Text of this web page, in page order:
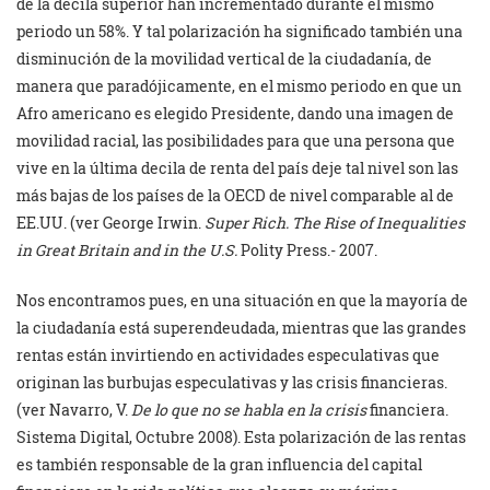
periodo un 58%. Y tal polarización ha significado también una
disminución de la movilidad vertical de la ciudadanía, de
manera que paradójicamente, en el mismo periodo en que un
Afro americano es elegido Presidente, dando una imagen de
movilidad racial, las posibilidades para que una persona que
vive en la última decila de renta del país deje tal nivel son las
más bajas de los países de la OECD de nivel comparable al de
EE.UU. (ver George Irwin. Super Rich. The Rise of Inequalities
in Great Britain and in the U.S.Polity Press.- 2007.
Nos encontramos pues, en una situación en que la mayoría de
la ciudadanía está superendeudada, mientras que las grandes
rentas están invirtiendo en actividades especulativas que
originan las burbujas especulativas y las crisis financieras.
(ver Navarro, V. De lo que no se habla en la crisisfinanciera.
Sistema Digital, Octubre 2008). Esta polarización de las rentas
es también responsable de la gran influencia del capital